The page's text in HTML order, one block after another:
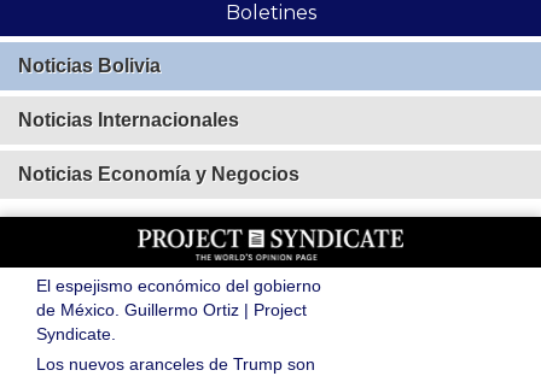
Boletines
Noticias Bolivia
Noticias Internacionales
Noticias Economía y Negocios
El espejismo económico del gobierno
de México. Guillermo Ortiz | Project
Syndicate.
Los nuevos aranceles de Trump son